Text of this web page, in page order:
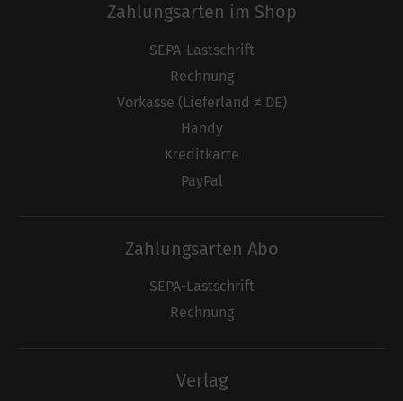
Zahlungsarten im Shop
SEPA-Lastschrift
Rechnung
Vorkasse (Lieferland ≠ DE)
Handy
Kreditkarte
PayPal
Zahlungsarten Abo
SEPA-Lastschrift
Rechnung
Verlag